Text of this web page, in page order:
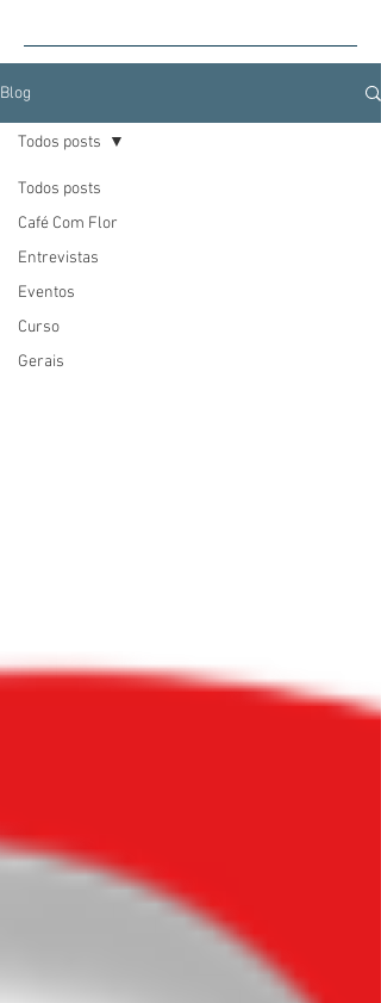
Blog
Todos posts
Café Com Flor
Entrevistas
Eventos
Curso
Gerais
Todos posts